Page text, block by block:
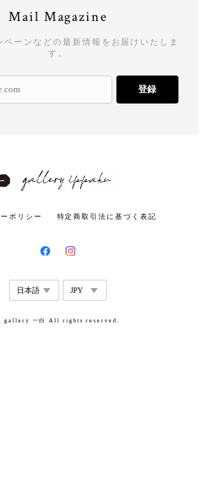
Mail Magazine
ペーンなどの最新情報をお届けいたしま
す。
登録
ポリシー 特定商取引法に基づく表記
gallery 一白 All rights reserved.